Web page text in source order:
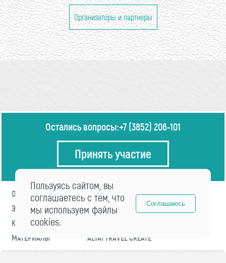
Организаторы и партнеры
Остались вопросы:+7 (3852) 206-101
Принять участие
О ФОРУМЕ
ПРОГРАММА
ЭКСПЕРТЫ
НОВОСТИ
КОНТАКТЫ
МАТЕРИАЛЫ
ALTAI TRAVEL CREATE
Пользуясь сайтом, вы
соглашаетесь с тем, что
мы используем файлы
cookies.
Соглашаюсь